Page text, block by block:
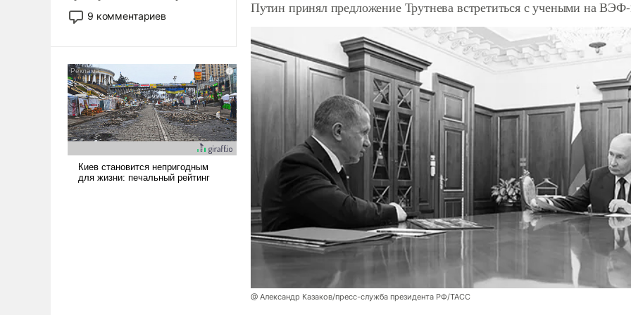
двигаемся по пути
революционных изменений.
псевдонаучной фантастики,
стало всерьез обсуждаемой
идеей.
9 комментариев
Путин принял предложение Трутнева встретиться с учеными на
@ Александр Казаков/пресс-служба президента РФ/ТАСС